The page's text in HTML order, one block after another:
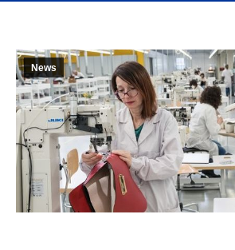
News